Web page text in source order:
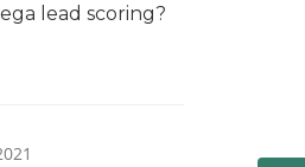
lead scoring?